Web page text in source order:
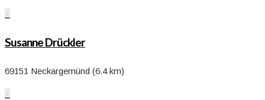

Susanne Drückler
69151 Neckargemünd (6.4 km)
